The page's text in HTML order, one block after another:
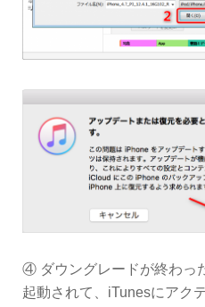
④ ダウングレードが終わっ
起動されて、iTunesにアク